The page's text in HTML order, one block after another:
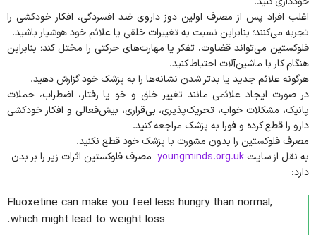
اغلب افراد پس از مصرف اولین دوز داروی ضد افسردگی، افکار خودکشی را
تجربه می‌کنند؛ بنابراین نسبت به تغییرات خلقی یا علائم خود هوشیار باشید.
فلوکستین می‌تواند قضاوت، تفکر یا مهارت‌های حرکتی را مختل کند؛ بنابراین
هنگام کار با ماشین‌آلات احتیاط کنید.
هرگونه علائم جدید یا بدتر شدن نشانه‌ها را به پزشک خود گزارش دهید.
در صورت ایجاد علائمی مانند تغییر خلق و خو یا رفتار، اضطراب، حملات
پانیک، مشکلات خواب، تحریک‌پذیری، بی‌قراری، بیش‌فعالی و افکار خودکشی
دارو را قطع کرده و فورا به پزشک مراجعه کنید.
مصرف فلوکستین را بدون مشورت با پزشک خود قطع نکنید.
به نقل از سایتyoungminds.org.uk مصرف فلوکستین اثرات زیر را بر بدن
دارد:
Fluoxetine can make you feel less hungry than normal,
which might lead to weight loss.